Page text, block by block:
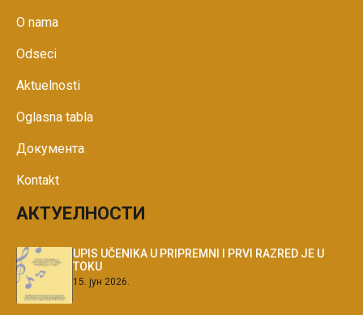
O nama
Odseci
Aktuelnosti
Oglasna tabla
Документа
Kontakt
АКТУЕЛНОСТИ
UPIS UČENIKA U PRIPREMNI I PRVI RAZRED JE U
TOKU
15. јун 2026.